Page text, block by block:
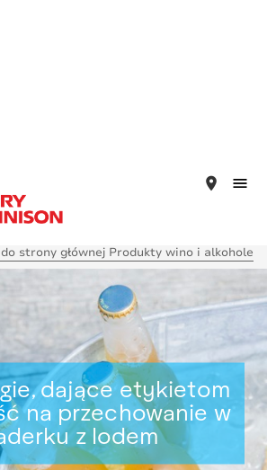
place
strony głównej Produkty wino i alkohole
dające etykietom
na przechowanie w
z lodem